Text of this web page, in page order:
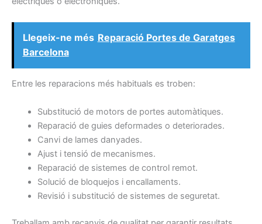
Llegeix-ne més Reparació Portes de Garatges
Barcelona
Entre les reparacions més habituals es troben:
Substitució de motors de portes automàtiques.
Reparació de guies deformades o deteriorades.
Canvi de lames danyades.
Ajust i tensió de mecanismes.
Reparació de sistemes de control remot.
Solució de bloquejos i encallaments.
Revisió i substitució de sistemes de seguretat.